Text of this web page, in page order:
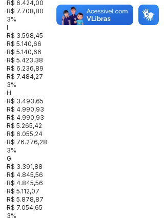
R$ 6.424,00
R$ 7.708,80
3%
I
R$ 3.598,45
R$ 5.140,66
R$ 5.140,66
R$ 5.423,38
R$ 6.236,89
R$ 7.484,27
3%
H
R$ 3.493,65
R$ 4.990,93
R$ 4.990,93
R$ 5.265,42
R$ 6.055,24
R$ 76.276,28
3%
G
R$ 3.391,88
R$ 4.845,56
R$ 4.845,56
R$ 5.112,07
R$ 5.878,87
R$ 7.054,65
3%